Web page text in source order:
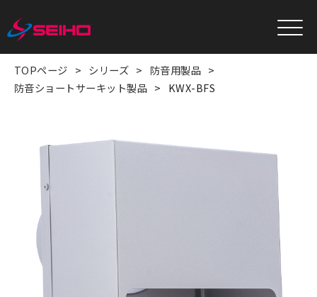
TOPページ シリーズ
防音用製品
防音ショートサーキット製品
KWX-BFS